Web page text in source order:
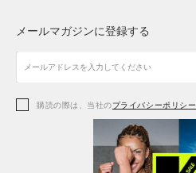
アクセサリー
アクセサリー
シューズ
アクセサリー
シューズ
メールマガジンに登録する
購読の際は、当社のプライバシーポリシー